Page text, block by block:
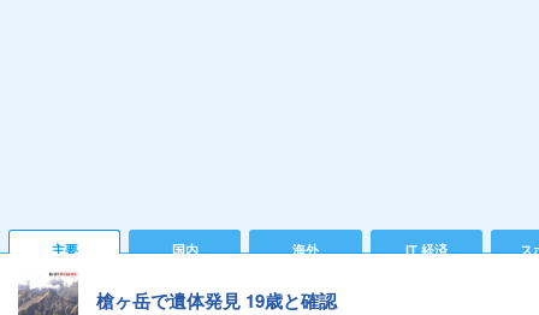
主要 国内 海外 IT 経済 ス
槍ヶ岳で遺体発見 19歳と確認